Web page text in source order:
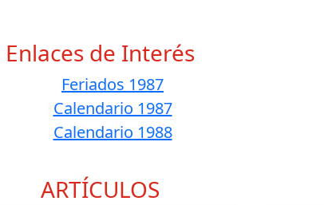
Enlaces de Interés
Feriados 1987
Calendario 1987
Calendario 1988
ARTÍCULOS